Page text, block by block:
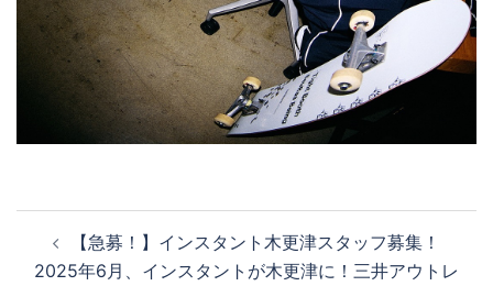
【急募！】インスタント木更津スタッフ募集！
2025年6月、インスタントが木更津に！三井アウトレ